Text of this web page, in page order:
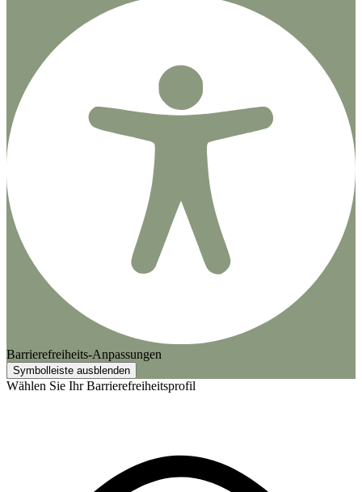
Barrierefreiheits-Anpassungen
Symbolleiste ausblenden
Wählen Sie Ihr Barrierefreiheitsprofil